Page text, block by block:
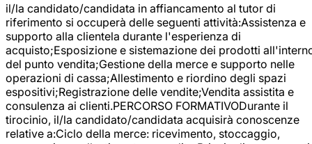
il/la candidato/candidata in affiancamento al tutor di
riferimento si occuperà delle seguenti attività:Assistenza e
supporto alla clientela durante l'esperienza di
acquisto;Esposizione e sistemazione dei prodotti
del punto vendita;Gestione della merce e supporto nelle
operazioni di cassa;Allestimento e riordino degli spazi
espositivi;Registrazione delle vendite;Vendita assistita e
consulenza ai clienti.PERCORSO FORMATIVODurante il
tirocinio, il/la candidato/candidata acquisirà conoscenze
relative a:Ciclo della merce: ricevimento, stoccaggio,